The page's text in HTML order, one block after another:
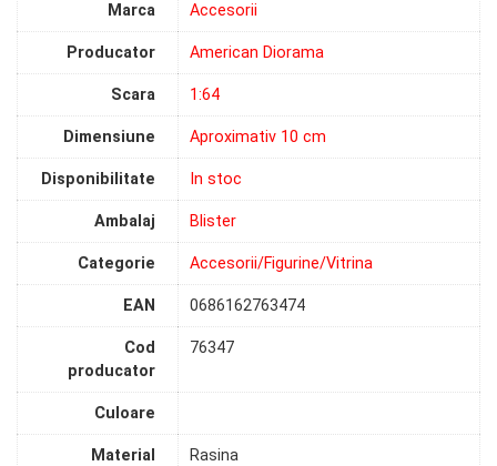
Marca Accesorii
Producator American Diorama
Scara 1:64
Dimensiune Aproximativ 10 cm
Disponibilitate In stoc
Ambalaj Blister
Categorie Accesorii/Figurine/Vitrina
EAN 0686162763474
Cod
producator
76347
Culoare
Material Rasina